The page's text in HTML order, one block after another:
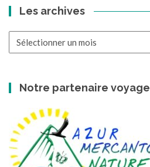
Les archives
Notre partenaire voyage